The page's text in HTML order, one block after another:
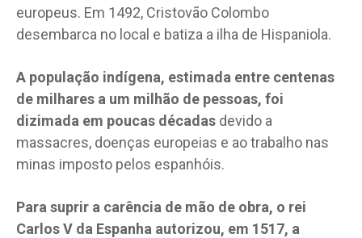
europeus. Em 1492, Cristovão Colombo
desembarca no local e batiza a ilha de Hispaniola.
A população indígena, estimada entre centenas
de milhares a um milhão de pessoas, foi
dizimada em poucas décadas devido a
massacres, doenças europeias e ao trabalho nas
minas imposto pelos espanhóis.
Para suprir a carência de mão de obra, o rei
Carlos V da Espanha autorizou, em 1517, a